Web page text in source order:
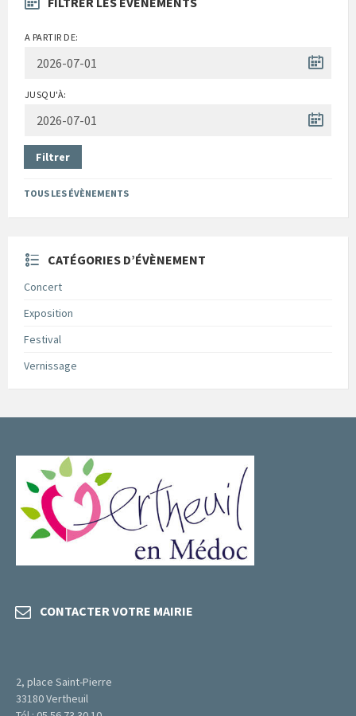
A PARTIR DE:
JUSQU'À:
Filtrer
TOUS LES ÉVÈNEMENTS
CATÉGORIES D’ÉVÈNEMENT
Concert
Exposition
Festival
Vernissage
CONTACTER VOTRE MAIRIE
2, place Saint-Pierre
33180 Vertheuil